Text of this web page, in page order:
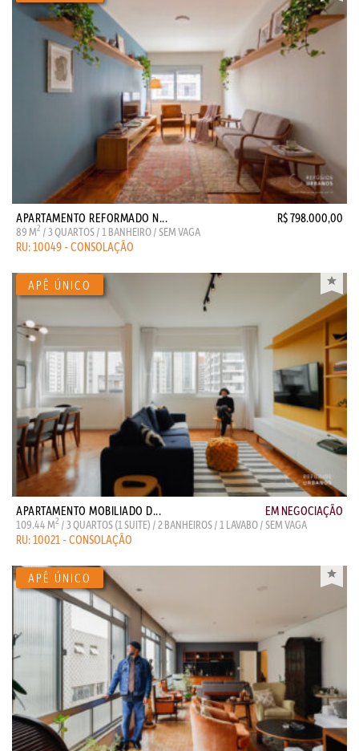
APARTAMENTO REFORMADO N... R$ 798.000,00
89 M2 / 3 QUARTOS / 1 BANHEIRO / SEM VAGA
RU: 10049 - CONSOLAÇÃO
APARTAMENTO MOBILIADO D... EM NEGOCIAÇÃO
109.44 M2 / 3 QUARTOS (1 SUITE) / 2 BANHEIROS / 1 LAVABO / SEM VAGA
RU: 10021 - CONSOLAÇÃO